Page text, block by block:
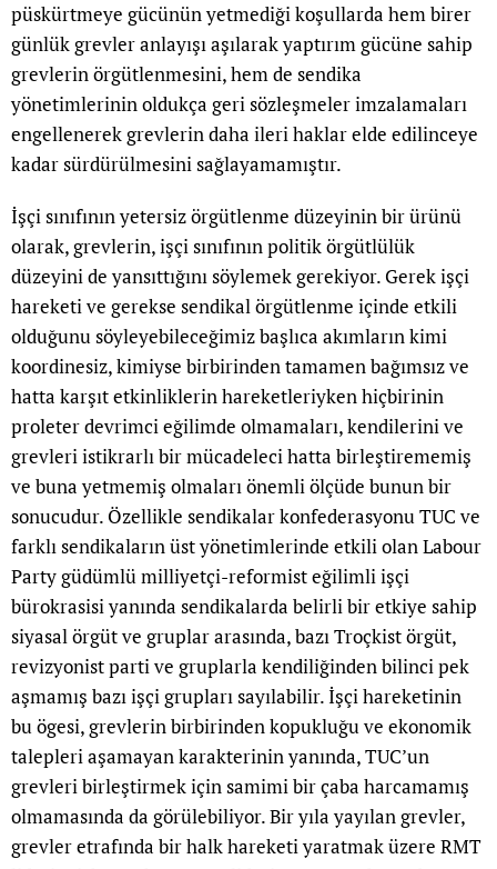
püskürtmeye gücünün yetmediği koşullarda hem birer
günlük grevler anlayışı aşılarak yaptırım gücüne sahip
grevlerin örgütlenmesini, hem de sendika
yönetimlerinin oldukça geri sözleşmeler imzalamaları
engellenerek grevlerin daha ileri haklar elde edilinceye
kadar sürdürülmesini sağlayamamıştır.
İşçi sınıfının yetersiz örgütlenme düzeyinin bir ürünü
olarak, grevlerin, işçi sınıfının politik örgütlülük
düzeyini de yansıttığını söylemek gerekiyor. Gerek işçi
hareketi ve gerekse sendikal örgütlenme içinde etkili
olduğunu söyleyebileceğimiz başlıca akımların kimi
koordinesiz, kimiyse birbirinden tamamen bağımsız ve
hatta karşıt etkinliklerin hareketleriyken hiçbirinin
proleter devrimci eğilimde olmamaları, kendilerini ve
grevleri istikrarlı bir mücadeleci hatta birleştirememiş
ve buna yetmemiş olmaları önemli ölçüde bunun bir
sonucudur. Özellikle sendikalar konfederasyonu TUC ve
farklı sendikaların üst yönetimlerinde etkili olan Labour
Party güdümlü milliyetçi-reformist eğilimli işçi
bürokrasisi yanında sendikalarda belirli bir etkiye sahip
siyasal örgüt ve gruplar arasında, bazı Troçkist örgüt,
revizyonist parti ve gruplarla kendiliğinden bilinci pek
aşmamış bazı işçi grupları sayılabilir. İşçi hareketinin
bu ögesi, grevlerin birbirinden kopukluğu ve ekonomik
talepleri aşamayan karakterinin yanında, TUC’un
grevleri birleştirmek için samimi bir çaba harcamamış
olmamasında da görülebiliyor. Bir yıla yayılan grevler,
grevler etrafında bir halk hareketi yaratmak üzere RMT